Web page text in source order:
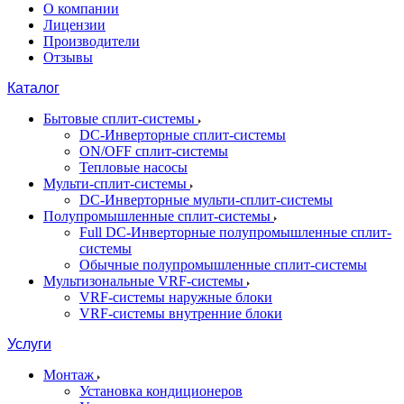
О компании
Лицензии
Производители
Отзывы
Каталог
Бытовые сплит-системы
DC-Инверторные сплит-системы
ON/OFF сплит-системы
Тепловые насосы
Мульти-сплит-системы
DC-Инверторные мульти-сплит-системы
Полупромышленные сплит-системы
Full DC-Инверторные полупромышленные сплит-
системы
Обычные полупромышленные сплит-системы
Мультизональные VRF-системы
VRF-системы наружные блоки
VRF-системы внутренние блоки
Услуги
Монтаж
Установка кондиционеров